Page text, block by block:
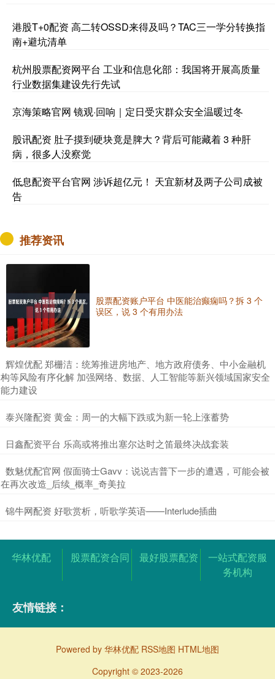
港股T+0配资 高二转OSSD来得及吗？TAC三一学分转换指
南+避坑清单
杭州股票配资网平台 工业和信息化部：我国将开展高质量
行业数据集建设先行先试
京海策略官网 镜观·回响｜定日受灾群众安全温暖过冬
股讯配资 肚子摸到硬块竟是脾大？背后可能藏着 3 种肝
病，很多人没察觉
低息配资平台官网 涉诉超亿元！ 天宜新材及两子公司成被
告
推荐资讯
股票配资账户平台 中医能治癫痫吗？拆 3 个
误区，说 3 个有用办法
​辉煌优配 郑栅洁：统筹推进房地产、地方政府债务、中小金融机
构等风险有序化解 加强网络、数据、人工智能等新兴领域国家安全
能力建设
​泰兴隆配资 黄金：周一的大幅下跌或为新一轮上涨蓄势
​日鑫配资平台 乐高或将推出塞尔达时之笛最终决战套装
​数魅优配官网 假面骑士Gavv：说说吉普下一步的遭遇，可能会被
在再次改造_后续_概率_奇美拉
​锦牛网配资 好歌赏析，听歌学英语——Interlude插曲
华林优配 股票配资合同 最好股票配资
一站式配资服
务机构
友情链接：
Powered by 华林优配 RSS地图 HTML地图
Copyright © 2023-2026